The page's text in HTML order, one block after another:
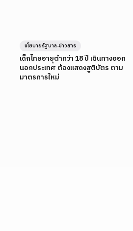
เด็กไทยอายุต่ำกว่า 18 ปี เดินทางออก
นอกประเทศ ต้องแสดงสูติบัตร ตาม
มาตรการใหม่
นโยบายรัฐบาล-ข่าวสาร